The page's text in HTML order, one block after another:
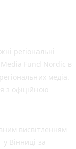
регіональні
Fund Nordic в
медіа.
з офіційною
висвітленням
Вінниці за